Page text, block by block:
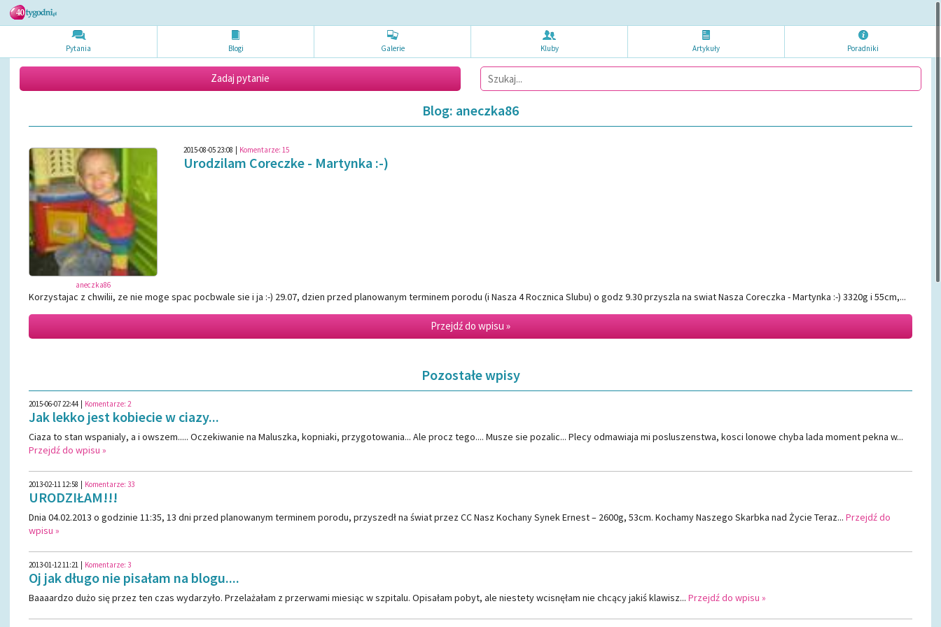
Pytania Blogi Galerie Kluby Artykuły Poradniki
Zadaj pytanie
Blog: aneczka86
aneczka86
2015-08-05 23:08 Komentarze: 15
Urodzilam Coreczke - Martynka :-)
Korzystajac z chwilii, ze nie moge spac pocbwale sie i ja :-) 29.07, dzien przed planowanym terminem porodu (i Nasza 4 Rocznica Slubu) o godz 9.30 przyszla na swiat Nasza Coreczka - Martynka :-) 3320g i 55cm,...
Przejdź do wpisu »
Pozostałe wpisy
2015-06-07 22:44 Komentarze:2
Jak lekko jest kobiecie w ciazy...
Ciaza to stan wspanialy, a i owszem..... Oczekiwanie na Maluszka, kopniaki, przygotowania... Ale procz tego.... Musze sie pozalic... Plecy odmawiaja mi posluszenstwa, kosci lonowe chyba lada moment pekna w...
Przejdź do wpisu »
2013-02-11 12:58 Komentarze:33
URODZIŁAM!!!
Dnia 04.02.2013 o godzinie 11:35, 13 dni przed planowanym terminem porodu, przyszedł na świat przez CC Nasz Kochany Synek Ernest – 2600g, 53cm. Kochamy Naszego Skarbka nad Życie Teraz...Przejdź do
wpisu »
2013-01-12 11:21 Komentarze:3
Oj jak długo nie pisałam na blogu....
Baaaardzo dużo się przez ten czas wydarzyło. Przelażałam z przerwami miesiąc w szpitalu. Opisałam pobyt, ale niestety wcisnęłam nie chcący jakiś klawisz...Przejdź do wpisu »